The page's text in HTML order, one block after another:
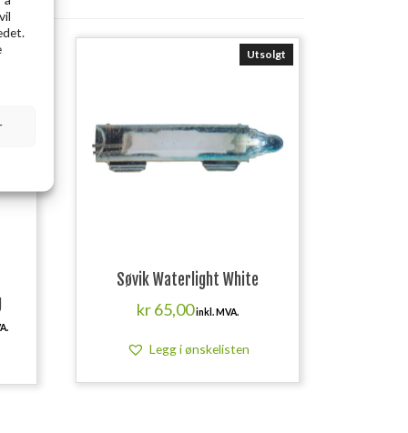
Utsolgt
Søvik Waterlight White
kr65,00inkl. MVA.
Legg i ønskelisten